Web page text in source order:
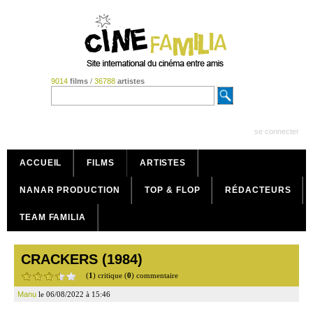
9014 films/ 36788 artistes
se connecter
ACCUEIL FILMS ARTISTES
NANAR PRODUCTION TOP & FLOP RÉDACTEURS
TEAM FAMILIA
CRACKERS (1984)
(1) critique (0) commentaire
Manu le 06/08/2022 à 15:46